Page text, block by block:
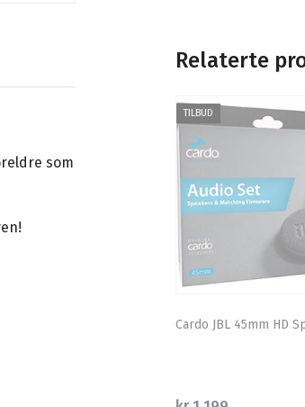
som
Relaterte
TILBUD
Cardo JBL 45mm HD